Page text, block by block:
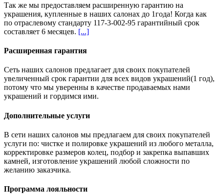
Так же мы предоставляем расширенную гарантию на
украшения, купленные в наших салонах до 1года! Когда как
по отраслевому стандарту 117-3-002-95 гарантийный срок
составляет 6 месяцев. [...]
Расширенная гарантия
Сеть наших салонов предлагает для своих покупателей
увеличенный срок гарантии для всех видов украшений(1 год),
потому что мы уверенны в качестве продаваемых нами
украшений и гордимся ими.
Дополнительные услуги
В сети наших салонов мы предлагаем для своих покупателей
услуги по: чистке и полировке украшений из любого металла,
корректировке размеров колец, подбор и закрепка выпавших
камней, изготовление украшений любой сложности по
желанию заказчика.
Программа лояльности